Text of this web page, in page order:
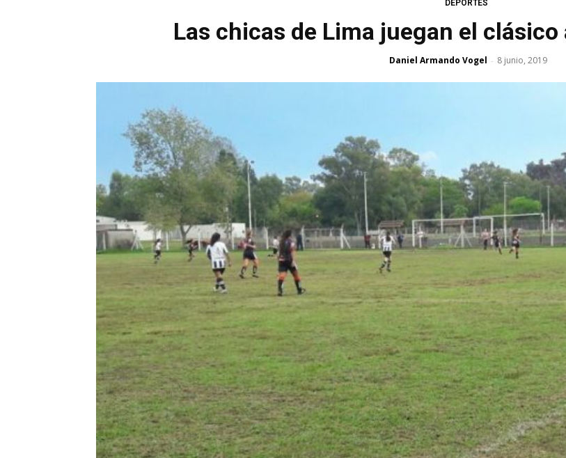
DEPORTES
Las chicas de Lima juegan el
Daniel Armando Vogel - 8 junio, 2019